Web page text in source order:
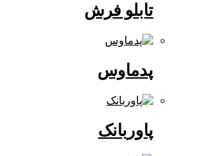
تابلو فرش